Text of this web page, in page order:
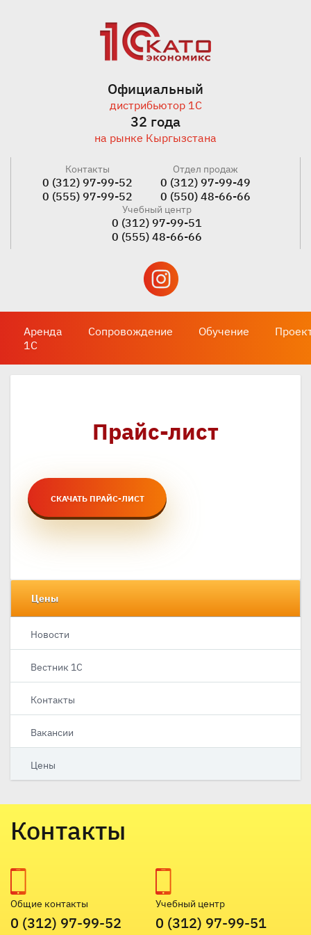
Официальный
дистрибьютор 1С
32 года
на рынке Кыргызстана
Контакты
0 (312) 97-99-52
0 (555) 97-99-52
Отдел продаж
0 (312) 97-99-49
0 (550) 48-66-66
Учебный центр
0 (312) 97-99-51
0 (555) 48-66-66
Аренда
1С
Сопровождение Обучение
Прайс-лист
СКАЧАТЬ ПРАЙС-ЛИСТ
Цены
Новости
Вестник 1С
Контакты
Вакансии
Цены
Контакты
Общие контакты
0 (312) 97-99-52
Учебный центр
0 (312) 97-99-51